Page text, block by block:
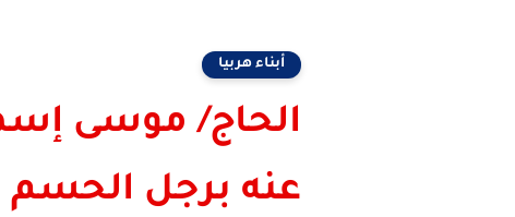
أبناء هربيا
الحاج/ موسى
عنه برجل الحسم